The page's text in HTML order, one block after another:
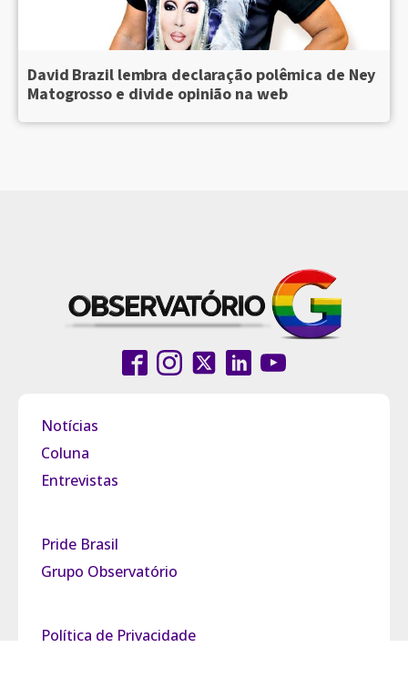
David Brazil lembra declaração polêmica de Ney
Matogrosso e divide opinião na web
Notícias
Coluna
Entrevistas
Pride Brasil
Grupo Observatório
Política de Privacidade